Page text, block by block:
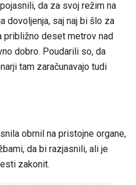
da za svoj režim na
dovoljenja, saj naj bi šlo za
približno deset metrov nad
dobro. Poudarili so, da
tam zaračunavajo tudi
obrnil na pristojne organe,
da bi razjasnili, ali je
zakonit.